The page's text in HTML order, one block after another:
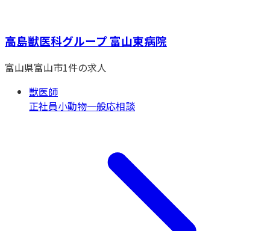
高島獣医科グループ 富山東病院
富山県富山市1件の求人
獣医師
正社員小動物一般応相談